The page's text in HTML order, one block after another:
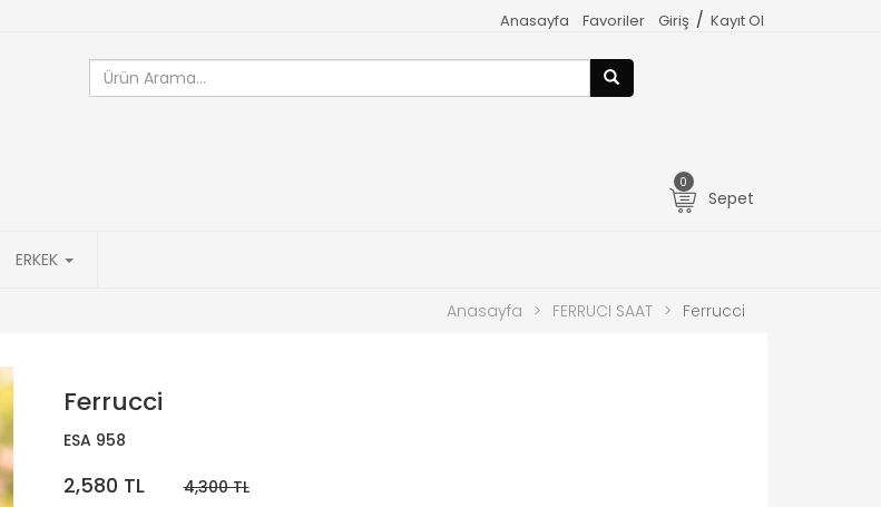
Giriş / Kayıt Ol
Favoriler
Anasayfa
0
Sepet
ERKEK
Anasayfa > FERRUCI SAAT > Ferrucci
Ferrucci
ESA 958
2,580 TL4,300 TL